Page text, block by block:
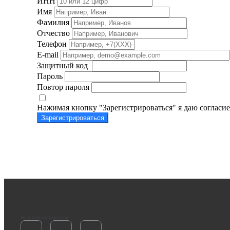
Имя
Фамилия
Отчество
Телефон
E-mail
Защитный код
Пароль
Повтор пароля
Нажимая кнопку "Зарегистрироваться" я даю
Зарегистрироваться